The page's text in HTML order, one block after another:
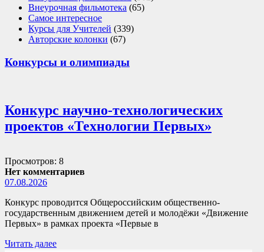
Внеурочная фильмотека (65)
Самое интересное
Курсы для Учителей (339)
Авторские колонки (67)
Конкурсы и олимпиады
Конкурс научно-технологических
проектов «Технологии Первых»
Просмотров: 8
Нет комментариев
07.08.2026
Конкурс проводится Общероссийским общественно-
государственным движением детей и молодёжи «Движение
Первых» в рамках проекта «Первые в
Читать далее